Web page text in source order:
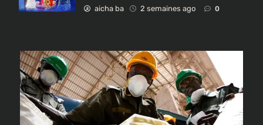
aicha ba 2 semaines ago 0